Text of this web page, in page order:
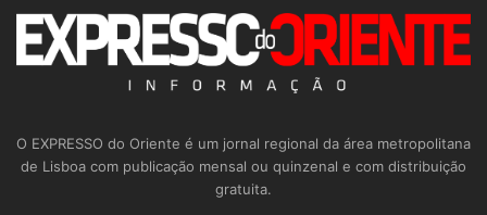
O EXPRESSO do Oriente é um jornal regional da área metropolitana
de Lisboa com publicação mensal ou quinzenal e com distribuição
gratuita.